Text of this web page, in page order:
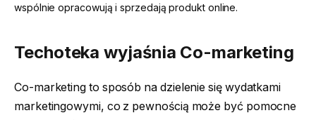
wspólnie opracowują i sprzedają produkt online.
Techoteka wyjaśnia Co-marketing
Co-marketing to sposób na dzielenie się wydatkami
marketingowymi, co z pewnością może być pomocne